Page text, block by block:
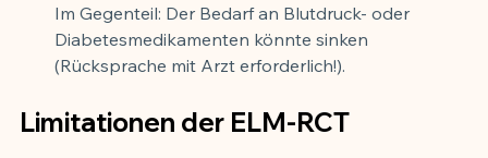
Im Gegenteil: Der Bedarf an Blutdruck- oder
Diabetesmedikamenten könnte sinken
(Rücksprache mit Arzt erforderlich!).
Limitationen der ELM-RCT